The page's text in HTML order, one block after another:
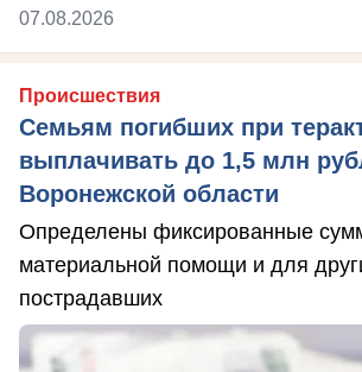
07.08.2026
Происшествия
Семьям погибших при
выплачивать до 1,5 млн
Воронежской области
Определены фиксированные
материальной помощи и для
пострадавших